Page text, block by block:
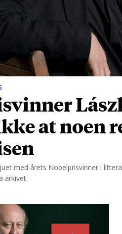
at noen
med årets Nobelprisvinner i
arkivet.